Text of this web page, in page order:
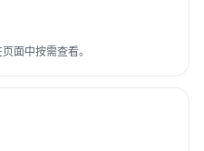
面中按需查看。